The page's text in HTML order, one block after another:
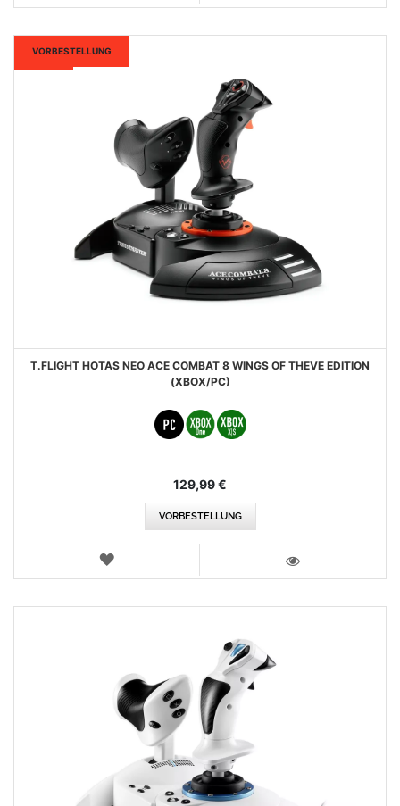
Neu
VORBESTELLUNG
T.FLIGHT HOTAS NEO ACE COMBAT 8 WINGS OF THEVE EDITION
(XBOX/PC)
129,99 €
VORBESTELLUNG
WUNSCHLISTE